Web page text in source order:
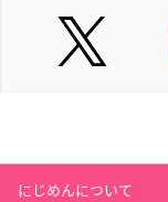
にじめんについて